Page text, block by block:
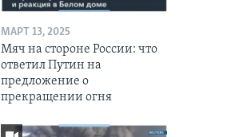
МАРТ 13, 2025
Мяч на стороне России: что
ответил Путин на
предложение о
прекращении огня